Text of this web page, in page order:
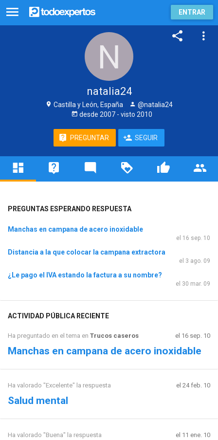
ENTRAR
natalia24
Castilla y León, España
@natalia24
desde 2007- visto 2010
PREGUNTAR SEGUIR
PREGUNTAS ESPERANDO RESPUESTA
Manchas en campana de acero inoxidable
el 16 sep. 10
Distancia a la que colocar la campana extractora
el 3 ago. 09
¿Le pago el IVA estando la factura a su nombre?
el 30 mar. 09
ACTIVIDAD PÚBLICA RECIENTE
Ha preguntado en el tema en Trucos caseros el 16 sep. 10
Manchas en campana de acero inoxidable
Ha valorado "Excelente" la respuesta el 24 feb. 10
Salud mental
Ha valorado "Buena" la respuesta el 11 ene. 10